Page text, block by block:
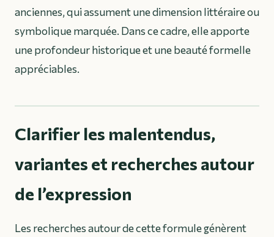
anciennes, qui assument une dimension littéraire ou
symbolique marquée. Dans ce cadre, elle apporte
une profondeur historique et une beauté formelle
appréciables.
Clarifier les malentendus,
variantes et recherches autour
de l’expression
Les recherches autour de cette formule génèrent